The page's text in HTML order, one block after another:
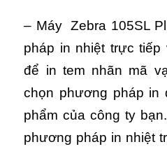
– Máy Zebra 105SL
pháp in nhiệt trực tiếp
để in tem nhãn mã
chọn phương pháp in
phẩm của công ty
phương pháp in nhiệt